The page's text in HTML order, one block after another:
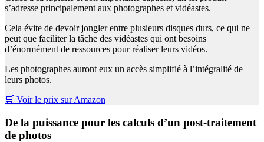
s’adresse principalement aux photographes et vidéastes.
Cela évite de devoir jongler entre plusieurs disques durs, ce qui ne
peut que faciliter la tâche des vidéastes qui ont besoins
d’énormément de ressources pour réaliser leurs vidéos.
Les photographes auront eux un accès simplifié à l’intégralité de
leurs photos.
🛒 Voir le prix sur Amazon
De la puissance pour les calculs d’un post-traitement
de photos